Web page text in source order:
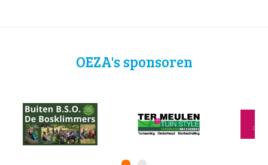
OEZA's sponsoren